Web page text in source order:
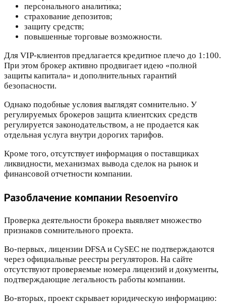
персонального аналитика;
страхование депозитов;
защиту средств;
повышенные торговые возможности.
Для VIP-клиентов предлагается кредитное плечо до 1:100.
При этом брокер активно продвигает идею «полной
защиты капитала» и дополнительных гарантий
безопасности.
Однако подобные условия выглядят сомнительно. У
регулируемых брокеров защита клиентских средств
регулируется законодательством, а не продается как
отдельная услуга внутри дорогих тарифов.
Кроме того, отсутствует информация о поставщиках
ликвидности, механизмах вывода сделок на рынок и
финансовой отчетности компании.
Разоблачение компании Resoenviro
Проверка деятельности брокера выявляет множество
признаков сомнительного проекта.
Во-первых, лицензии DFSA и CySEC не подтверждаются
через официальные реестры регуляторов. На сайте
отсутствуют проверяемые номера лицензий и документы,
подтверждающие легальность работы компании.
Во-вторых, проект скрывает юридическую информацию: